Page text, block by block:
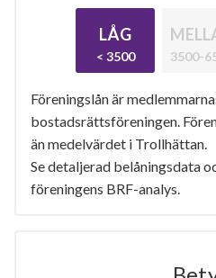
LÅG
< 3500 3500-
Föreningslån är
bostadsrättsföreningen.
än medelvärdet i Trollhättan.
Se detaljerad belåningsdata
föreningens BRF-analys.